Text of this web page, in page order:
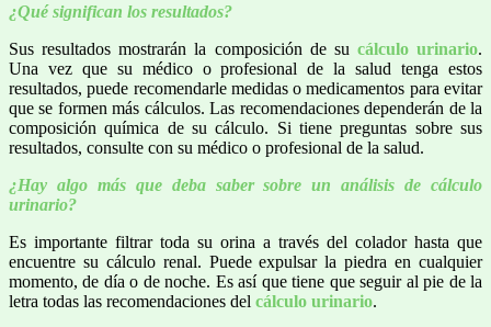
¿Qué significan los resultados?
Sus resultados mostrarán la composición de su cálculo urinario.
Una vez que su médico o profesional de la salud tenga estos
resultados, puede recomendarle medidas o medicamentos para evitar
que se formen más cálculos. Las recomendaciones dependerán de la
composición química de su cálculo. Si tiene preguntas sobre sus
resultados, consulte con su médico o profesional de la salud.
¿Hay algo más que deba saber sobre un análisis de cálculo
urinario?
Es importante filtrar toda su orina a través del colador hasta que
encuentre su cálculo renal. Puede expulsar la piedra en cualquier
momento, de día o de noche. Es así que tiene que seguir al pie de la
letra todas las recomendaciones del cálculo urinario.